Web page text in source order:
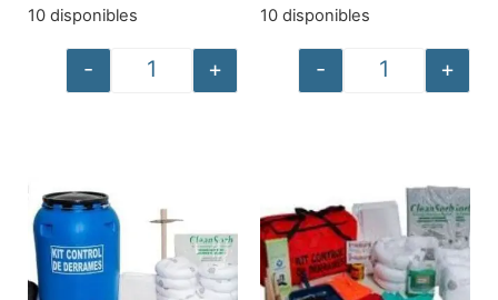
10 disponibles
- +
10 disponibles
- +